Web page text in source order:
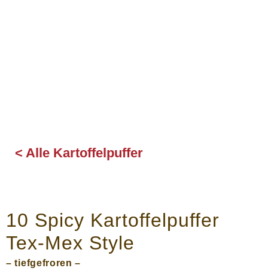
< Alle Kartoffelpuffer
10 Spicy Kartoffelpuffer
Tex-Mex Style
– tiefgefroren –